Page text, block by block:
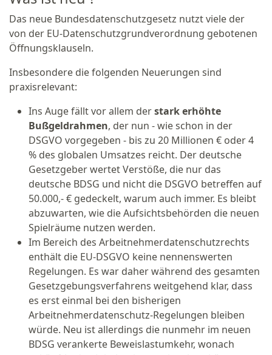
Das neue Bundesdatenschutzgesetz nutzt viele der
von der EU-Datenschutzgrundverordnung gebotenen
Öffnungsklauseln.
Insbesondere die folgenden Neuerungen sind
praxisrelevant:
Ins Auge fällt vor allem derstark erhöhte
Bußgeldrahmen, der nun - wie schon in der
DSGVO vorgegeben - bis zu 20 Millionen € oder 4
% des globalen Umsatzes reicht. Der deutsche
Gesetzgeber wertet Verstöße, die nur das
deutsche BDSG und nicht die DSGVO betreffen auf
50.000,- € gedeckelt, warum auch immer. Es bleibt
abzuwarten, wie die Aufsichtsbehörden die neuen
Spielräume nutzen werden.
Im Bereich des Arbeitnehmerdatenschutzrechts
enthält die EU-DSGVO keine nennenswerten
Regelungen. Es war daher während des gesamten
Gesetzgebungsverfahrens weitgehend klar, dass
es erst einmal bei den bisherigen
Arbeitnehmerdatenschutz-Regelungen bleiben
würde. Neu ist allerdings die nunmehr im neuen
BDSG verankerte Beweislastumkehr, wonach